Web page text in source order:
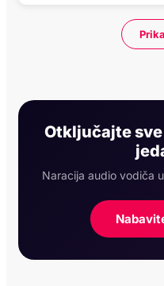
Otključajte
Naracija audio vodiča